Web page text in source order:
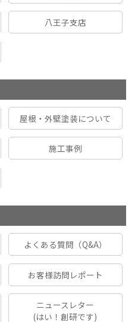
八王子支店
屋根・外壁塗装について
施工事例
よくある質問（Q&A）
お客様訪問レポート
ニュースレター
(はい！創研です)